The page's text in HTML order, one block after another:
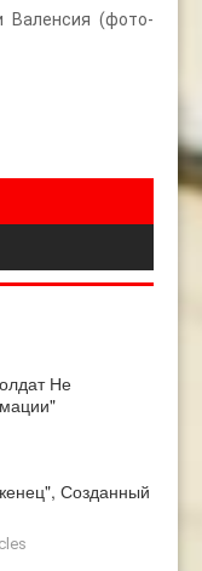
Валенсия (фото-
Не
Созданный